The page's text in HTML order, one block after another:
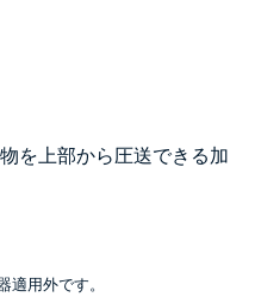
を上部から圧送できる加
用外です。